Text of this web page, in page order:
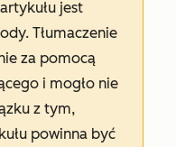
jest
Tłumaczenie
za pomocą
i mogło nie
z tym,
powinna być